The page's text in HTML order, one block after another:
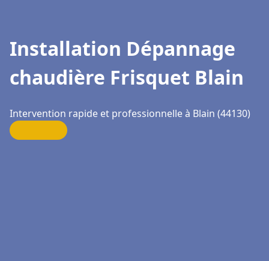
Installation Dépannage
chaudière Frisquet Blain
Intervention rapide et professionnelle à Blain (44130)